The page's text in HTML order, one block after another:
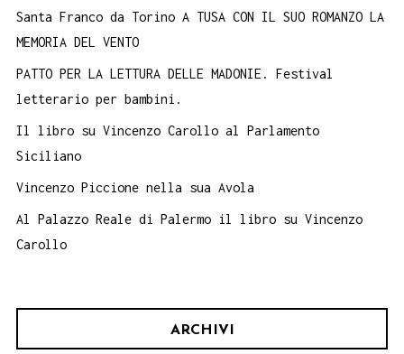
Santa Franco da Torino A TUSA CON IL SUO ROMANZO LA
MEMORIA DEL VENTO
PATTO PER LA LETTURA DELLE MADONIE. Festival
letterario per bambini.
Il libro su Vincenzo Carollo al Parlamento
Siciliano
Vincenzo Piccione nella sua Avola
Al Palazzo Reale di Palermo il libro su Vincenzo
Carollo
ARCHIVI